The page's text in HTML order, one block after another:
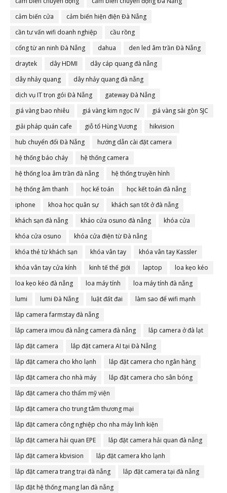
cảm biến cửa
cảm biến hiện điện Đà Nẵng
cần tư vấn wifi doanh nghiệp
cầu rồng
cổng từ an ninh Đà Nẵng
dahua
den led âm trần Đà Nẵng
draytek
dây HDMI
dây cáp quang đà nẵng
dây nhảy quang
dây nhảy quang đà nẵng
dịch vụ IT trọn gói Đà Nẵng
gateway Đà Nẵng
giá vàng bao nhiêu
giá vàng kim ngọc IV
giá vàng sài gòn SJC
giải pháp quán cafe
giỗ tổ Hùng Vương
hikvision
hub chuyển đổi Đà Nẵng
hướng dẫn cài đặt camera
hệ thống báo cháy
hệ thống camera
hệ thống loa âm trần đà nẵng
hệ thống truyền hình
hệ thống âm thanh
học kế toán
học kết toán đà nẵng
iphone
khoa học quân sự
khách sạn tốt ở đà nẵng
khách sạn đà nẵng
kháo cửa osuno đà nẵng
khóa cửa
khóa cửa osuno
khóa cửa điện từ Đà nẵng
khóa thẻ từ khách sạn
khóa vân tay
khóa vân tay Kassler
khóa vân tay cửa kính
kinh tế thế giới laptop
loa kẹo kéo
loa kẹo kéo đà nẵng
loa máy tính
loa máy tính đà nẵng
lumi
lumi Đà Nẵng luật đất đai
làm sao để wifi mạnh
lắp camera farmstay đà nẵng
lắp camera imou đà nẵng camera đà nẵng
lắp camera ở đà lạt
lắp đặt camera
lắp đặt camera AI tại Đà Nẵng
lắp đặt camera cho kho lạnh
lắp đặt camera cho ngân hàng
lắp đặt camera cho nhà máy
lắp đặt camera cho sân bóng
lắp đặt camera cho thẩm mỹ viện
lắp đặt camera cho trung tâm thương mại
lắp đặt camera công nghiệp cho nha máy linh kiện
lắp đặt camera hải quan EPE
lắp đặt camera hải quan đà nẵng
lắp đặt camera kbvision
lắp đặt camera kho lạnh
lắp đặt camera trang trại đà nẵng
lắp đặt camera tại đà nẵng
lắp đặt hệ thống mạng lan đà nẵng